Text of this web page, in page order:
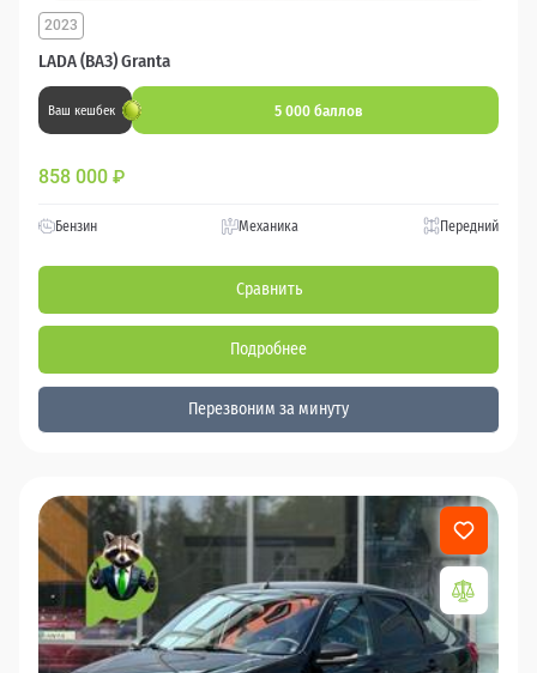
LADA (ВАЗ) Granta
2023
Ваш кешбек 5 000 баллов
858 000 ₽
Бензин Механика Передний
Сравнить
Подробнее
Перезвоним за минуту